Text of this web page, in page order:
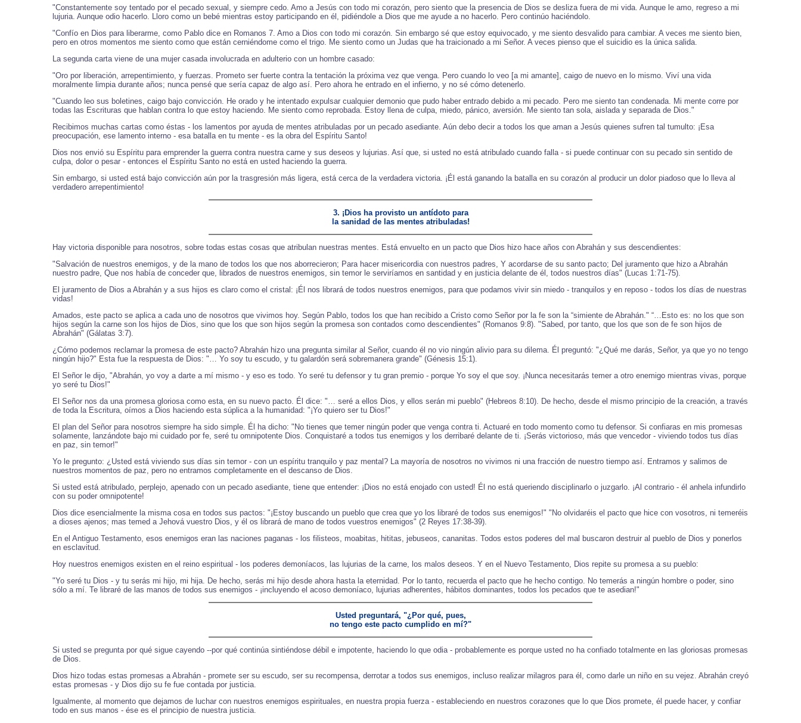
"Constantemente soy tentado por el pecado sexual, y siempre cedo. Amo a Jesús con todo mi corazón, pero siento que la presencia de Dios se desliza fuera de mi vida. Aunque le amo, regreso a mi
lujuria. Aunque odio hacerlo. Lloro como un bebé mientras estoy participando en él, pidiéndole a Dios que me ayude a no hacerlo. Pero continúo haciéndolo.
"Confío en Dios para liberarme, como Pablo dice en Romanos 7. Amo a Dios con todo mi corazón. Sin embargo sé que estoy equivocado, y me siento desvalido para cambiar. A veces me siento bien,
pero en otros momentos me siento como que están cerniéndome como el trigo. Me siento como un Judas que ha traicionado a mi Señor. A veces pienso que el suicidio es la única salida.
La segunda carta viene de una mujer casada involucrada en adulterio con un hombre casado:
"Oro por liberación, arrepentimiento, y fuerzas. Prometo ser fuerte contra la tentación la próxima vez que venga. Pero cuando lo veo [a mi amante], caigo de nuevo en lo mismo. Viví una vida
moralmente limpia durante años; nunca pensé que sería capaz de algo así. Pero ahora he entrado en el infierno, y no sé cómo detenerlo.
"Cuando leo sus boletines, caigo bajo convicción. He orado y he intentado expulsar cualquier demonio que pudo haber entrado debido a mi pecado. Pero me siento tan condenada. Mi mente corre por
todas las Escrituras que hablan contra lo que estoy haciendo. Me siento como reprobada. Estoy llena de culpa, miedo, pánico, aversión. Me siento tan sola, aislada y separada de Dios."
Recibimos muchas cartas como éstas - los lamentos por ayuda de mentes atribuladas por un pecado asediante. Aún debo decir a todos los que aman a Jesús quienes sufren tal tumulto: ¡Esa
preocupación, ese lamento interno - esa batalla en tu mente - es la obra del Espíritu Santo!
Dios nos envió su Espíritu para emprender la guerra contra nuestra carne y sus deseos y lujurias. Así que, si usted no está atribulado cuando falla - si puede continuar con su pecado sin sentido de
culpa, dolor o pesar - entonces el Espíritu Santo no está en usted haciendo la guerra.
Sin embargo, si usted está bajo convicción aún por la trasgresión más ligera, está cerca de la verdadera victoria. ¡Él está ganando la batalla en su corazón al producir un dolor piadoso que lo lleva al
verdadero arrepentimiento!
3. ¡Dios ha provisto un antídoto para
la sanidad de las mentes atribuladas!
Hay victoria disponible para nosotros, sobre todas estas cosas que atribulan nuestras mentes. Está envuelto en un pacto que Dios hizo hace años con Abrahán y sus descendientes:
"Salvación de nuestros enemigos, y de la mano de todos los que nos aborrecieron; Para hacer misericordia con nuestros padres, Y acordarse de su santo pacto; Del juramento que hizo a Abrahán
nuestro padre, Que nos había de conceder que, librados de nuestros enemigos, sin temor le serviríamos en santidad y en justicia delante de él, todos nuestros días" (Lucas 1:71-75).
El juramento de Dios a Abrahán y a sus hijos es claro como el cristal: ¡Él nos librará de todos nuestros enemigos, para que podamos vivir sin miedo - tranquilos y en reposo - todos los días de nuestras
vidas!
Amados, este pacto se aplica a cada uno de nosotros que vivimos hoy. Según Pablo, todos los que han recibido a Cristo como Señor por la fe son la “simiente de Abrahán." “…Esto es: no los que son
hijos según la carne son los hijos de Dios, sino que los que son hijos según la promesa son contados como descendientes" (Romanos 9:8). "Sabed, por tanto, que los que son de fe son hijos de
Abrahán" (Gálatas 3:7).
¿Cómo podemos reclamar la promesa de este pacto? Abrahán hizo una pregunta similar al Señor, cuando él no vio ningún alivio para su dilema. Él preguntó: "¿Qué me darás, Señor, ya que yo no tengo
ningún hijo?" Esta fue la respuesta de Dios: "… Yo soy tu escudo, y tu galardón será sobremanera grande" (Génesis 15:1).
El Señor le dijo, "Abrahán, yo voy a darte a mí mismo - y eso es todo. Yo seré tu defensor y tu gran premio - porque Yo soy el que soy. ¡Nunca necesitarás temer a otro enemigo mientras vivas, porque
yo seré tu Dios!"
El Señor nos da una promesa gloriosa como esta, en su nuevo pacto. Él dice: "… seré a ellos Dios, y ellos serán mi pueblo" (Hebreos 8:10). De hecho, desde el mismo principio de la creación, a través
de toda la Escritura, oímos a Dios haciendo esta súplica a la humanidad: "¡Yo quiero ser tu Dios!"
El plan del Señor para nosotros siempre ha sido simple. Él ha dicho: "No tienes que temer ningún poder que venga contra ti. Actuaré en todo momento como tu defensor. Si confiaras en mis promesas
solamente, lanzándote bajo mi cuidado por fe, seré tu omnipotente Dios. Conquistaré a todos tus enemigos y los derribaré delante de ti. ¡Serás victorioso, más que vencedor - viviendo todos tus días
en paz, sin temor!"
Yo le pregunto: ¿Usted está viviendo sus días sin temor - con un espíritu tranquilo y paz mental? La mayoría de nosotros no vivimos ni una fracción de nuestro tiempo así. Entramos y salimos de
nuestros momentos de paz, pero no entramos completamente en el descanso de Dios.
Si usted está atribulado, perplejo, apenado con un pecado asediante, tiene que entender: ¡Dios no está enojado con usted! Él no está queriendo disciplinarlo o juzgarlo. ¡Al contrario - él anhela infundirlo
con su poder omnipotente!
Dios dice esencialmente la misma cosa en todos sus pactos: "¡Estoy buscando un pueblo que crea que yo los libraré de todos sus enemigos!" "No olvidaréis el pacto que hice con vosotros, ni temeréis
a dioses ajenos; mas temed a Jehová vuestro Dios, y él os librará de mano de todos vuestros enemigos" (2 Reyes 17:38-39).
En el Antiguo Testamento, esos enemigos eran las naciones paganas - los filisteos, moabitas, hititas, jebuseos, cananitas. Todos estos poderes del mal buscaron destruir al pueblo de Dios y ponerlos
en esclavitud.
Hoy nuestros enemigos existen en el reino espiritual - los poderes demoníacos, las lujurias de la carne, los malos deseos. Y en el Nuevo Testamento, Dios repite su promesa a su pueblo:
"Yo seré tu Dios - y tu serás mi hijo, mi hija. De hecho, serás mi hijo desde ahora hasta la eternidad. Por lo tanto, recuerda el pacto que he hecho contigo. No temerás a ningún hombre o poder, sino
sólo a mí. Te libraré de las manos de todos sus enemigos - ¡incluyendo el acoso demoníaco, lujurias adherentes, hábitos dominantes, todos los pecados que te asedian!"
Usted preguntará, "¿Por qué, pues,
no tengo este pacto cumplido en mí?"
Si usted se pregunta por qué sigue cayendo --por qué continúa sintiéndose débil e impotente, haciendo lo que odia - probablemente es porque usted no ha confiado totalmente en las gloriosas promesas
de Dios.
Dios hizo todas estas promesas a Abrahán - promete ser su escudo, ser su recompensa, derrotar a todos sus enemigos, incluso realizar milagros para él, como darle un niño en su vejez. Abrahán creyó
estas promesas - y Dios dijo su fe fue contada por justicia.
Igualmente, al momento que dejamos de luchar con nuestros enemigos espirituales, en nuestra propia fuerza - estableciendo en nuestros corazones que lo que Dios promete, él puede hacer, y confiar
todo en sus manos - ése es el principio de nuestra justicia.